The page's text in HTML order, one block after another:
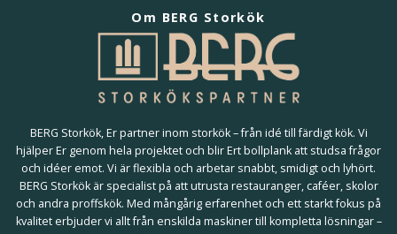
Om BERG Storkök
BERG Storkök, Er partner inom storkök – från idé till färdigt kök. Vi
hjälper Er genom hela projektet och blir Ert bollplank att studsa frågor
och idéer emot. Vi är flexibla och arbetar snabbt, smidigt och lyhört.
BERG Storkök är specialist på att utrusta restauranger, caféer, skolor
och andra proffskök. Med mångårig erfarenhet och ett starkt fokus på
kvalitet erbjuder vi allt från enskilda maskiner till kompletta lösningar –